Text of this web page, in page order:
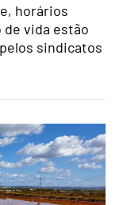
horários
vida estão
sindicatos